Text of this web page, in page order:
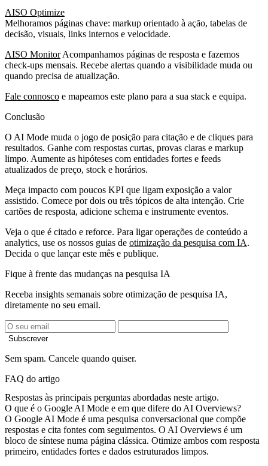
AISO Optimize
Melhoramos páginas chave: markup orientado à ação, tabelas de
decisão, visuais, links internos e velocidade.
AISO MonitorAcompanhamos páginas de resposta e fazemos
check‑ups mensais. Recebe alertas quando a visibilidade muda ou
quando precisa de atualização.
Fale connosco e mapeamos este plano para a sua stack e equipa.
Conclusão
O AI Mode muda o jogo de posição para citação e de cliques para
resultados. Ganhe com respostas curtas, provas claras e markup
limpo. Aumente as hipóteses com entidades fortes e feeds
atualizados de preço, stock e horários.
Meça impacto com poucos KPI que ligam exposição a valor
assistido. Comece por dois ou três tópicos de alta intenção. Crie
cartões de resposta, adicione schema e instrumente eventos.
Veja o que é citado e reforce. Para ligar operações de conteúdo a
analytics, use os nossos guias de otimização da pesquisa com IA.
Decida o que lançar este mês e publique.
Fique à frente das mudanças na pesquisa IA
Receba insights semanais sobre otimização de pesquisa IA,
diretamente no seu email.
Subscrever
Sem spam. Cancele quando quiser.
FAQ do artigo
Respostas às principais perguntas abordadas neste artigo.
O que é o Google AI Mode e em que difere do AI Overviews?
O Google AI Mode é uma pesquisa conversacional que compõe
respostas e cita fontes com seguimentos. O AI Overviews é um
bloco de síntese numa página clássica. Otimize ambos com resposta
primeiro, entidades fortes e dados estruturados limpos.